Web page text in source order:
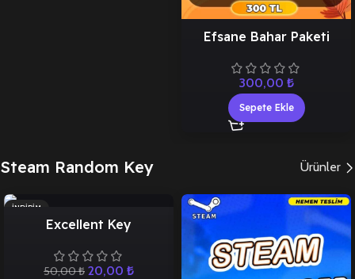
Efsane Bahar Paketi
300,00 ₺
Sepete Ekle
Steam Random Key Ürünler
İNDIRIM
Excellent Key
50,00₺ 20,00 ₺